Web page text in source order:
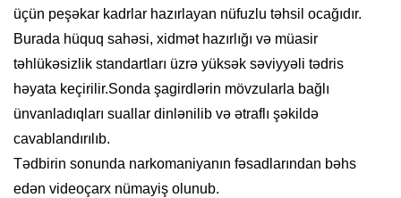
üçün peşəkar kadrlar hazırlayan nüfuzlu təhsil ocağıdır.
Burada hüquq sahəsi, xidmət hazırlığı və müasir
təhlükəsizlik standartları üzrə yüksək səviyyəli tədris
həyata keçirilir.Sonda şagirdlərin mövzularla bağlı
ünvanladıqları suallar dinlənilib və ətraflı şəkildə
cavablandırılıb.
Tədbirin sonunda narkomaniyanın fəsadlarından bəhs
edən videoçarx nümayiş olunub.